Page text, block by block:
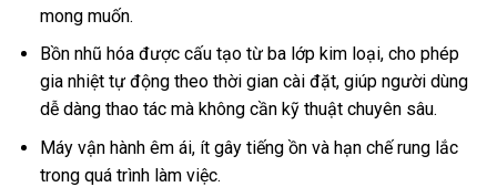
mong muốn.
Bồn nhũ hóa được cấu tạo từ ba lớp kim loại, cho phép
gia nhiệt tự động theo thời gian cài đặt, giúp người dùng
dễ dàng thao tác mà không cần kỹ thuật chuyên sâu.
Máy vận hành êm ái, ít gây tiếng ồn và hạn chế rung lắc
trong quá trình làm việc.